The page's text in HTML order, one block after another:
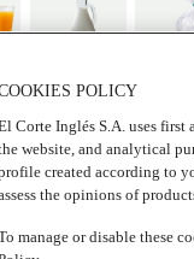
Lácteos
POLICY
Corte Inglés S.A. uses
website, and analytical
created according to
the opinions of
manage or disable these